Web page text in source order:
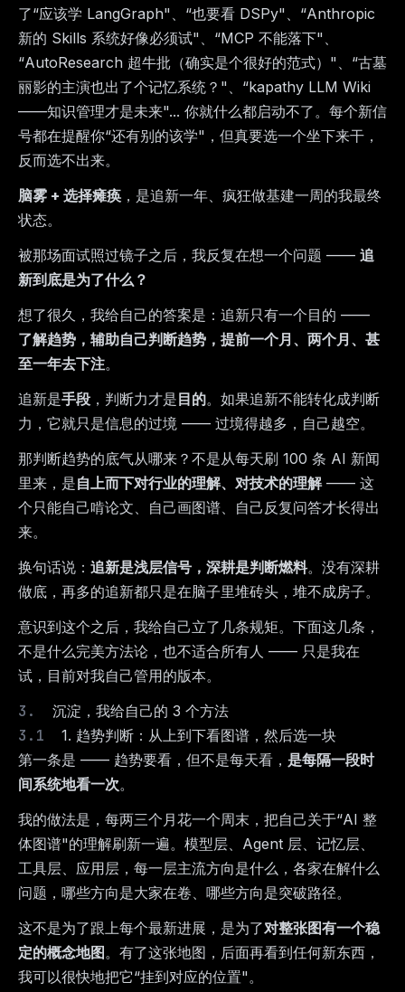
了“应该学 LangGraph"、“也要看 DSPy"、“Anthropic
新的 Skills 系统好像必须试"、“MCP 不能落下"、
“AutoResearch 超牛批（确实是个很好的范式）"、“古墓
丽影的主演也出了个记忆系统？"、“kapathy LLM Wiki
——知识管理才是未来"... 你就什么都启动不了。每个新信
号都在提醒你“还有别的该学"，但真要选一个坐下来干，
反而选不出来。
脑雾 + 选择瘫痪 ，是追新一年、疯狂做基建一周的我最终
状态。
被那场面试照过镜子之后，我反复在想一个问题 —— 追
新到底是为了什么？
想了很久，我给自己的答案是：追新只有一个目的 ——
了解趋势，辅助自己判断趋势，提前一个月、两个月、甚
至一年去下注。
追新是手段 ，判断力才是目的。如果追新不能转化成判断
力，它就只是信息的过境 —— 过境得越多，自己越空。
那判断趋势的底气从哪来？不是从每天刷 100 条 AI 新闻
里来，是自上而下对行业的理解、对技术的理解—— 这
个只能自己啃论文、自己画图谱、自己反复问答才长得出
来。
换句话说： 追新是浅层信号，深耕是判断燃料。没有深耕
做底，再多的追新都只是在脑子里堆砖头，堆不成房子。
意识到这个之后，我给自己立了几条规矩。下面这几条，
不是什么完美方法论，也不适合所有人 —— 只是我在
试，目前对我自己管用的版本。
沉淀，我给自己的 3 个方法
1. 趋势判断：从上到下看图谱，然后选一块
第一条是 —— 趋势要看，但不是每天看， 是每隔一段时
间系统地看一次。
我的做法是，每两三个月花一个周末，把自己关于“AI 整
体图谱"的理解刷新一遍。模型层、Agent 层、记忆层、
工具层、应用层，每一层主流方向是什么，各家在解什么
问题，哪些方向是大家在卷、哪些方向是突破路径。
这不是为了跟上每个最新进展，是为了对整张图有一个稳
定的概念地图。有了这张地图，后面再看到任何新东西，
我可以很快地把它“挂到对应的位置"。